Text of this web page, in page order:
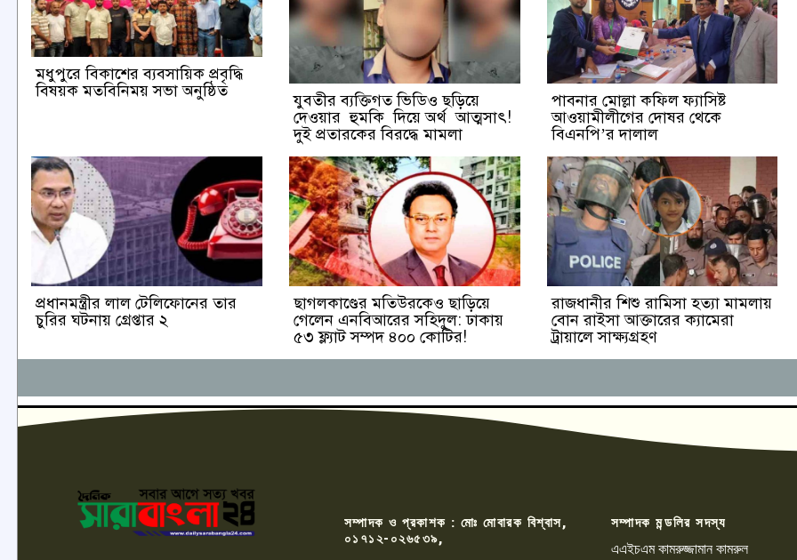
মধুপুরে বিকাশের ব্যবসায়িক প্রবৃদ্ধি
বিষয়ক মতবিনিময় সভা অনুষ্ঠিত
যুবতীর ব্যক্তিগত ভিডিও ছড়িয়ে
দেওয়ার হুমকি দিয়ে অর্থ আত্মসাৎ!
দুই প্রতারকের বিরদ্ধে মামলা
পাবনার মোল্লা কফিল ফ্যাসিষ্ট
আওয়ামীলীগের দোষর থেকে
বিএনপি’র দালাল
প্রধানমন্ত্রীর লাল টেলিফোনের তার
চুরির ঘটনায় গ্রেপ্তার ২
ছাগলকাণ্ডের মতিউরকেও ছাড়িয়ে
গেলেন এনবিআরের সহিদুল: ঢাকায়
৫৩ ফ্ল্যাট সম্পদ ৪০০ কোটির!
রাজধানীর শিশু রামিসা হত্যা মামলায়
বোন রাইসা আক্তারের ক্যামেরা
ট্রায়ালে সাক্ষ্যগ্রহণ
সম্পাদক ও প্রকাশক : মোঃ মোবারক বিশ্বাস,
০১৭১২-০২৬৫৩৯,
সম্পাদক মন্ডলির সদস্য
এএইচএম কামরুজ্জামান কামরুল